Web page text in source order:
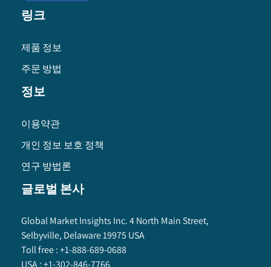
링크
제품 정보
주문 방법
정보
이용약관
개인 정보 보호 정책
연구 방법론
글로벌 본사
Global Market Insights Inc. 4 North Main Street,
Selbyville, Delaware 19975 USA
Toll free :+1-888-689-0688